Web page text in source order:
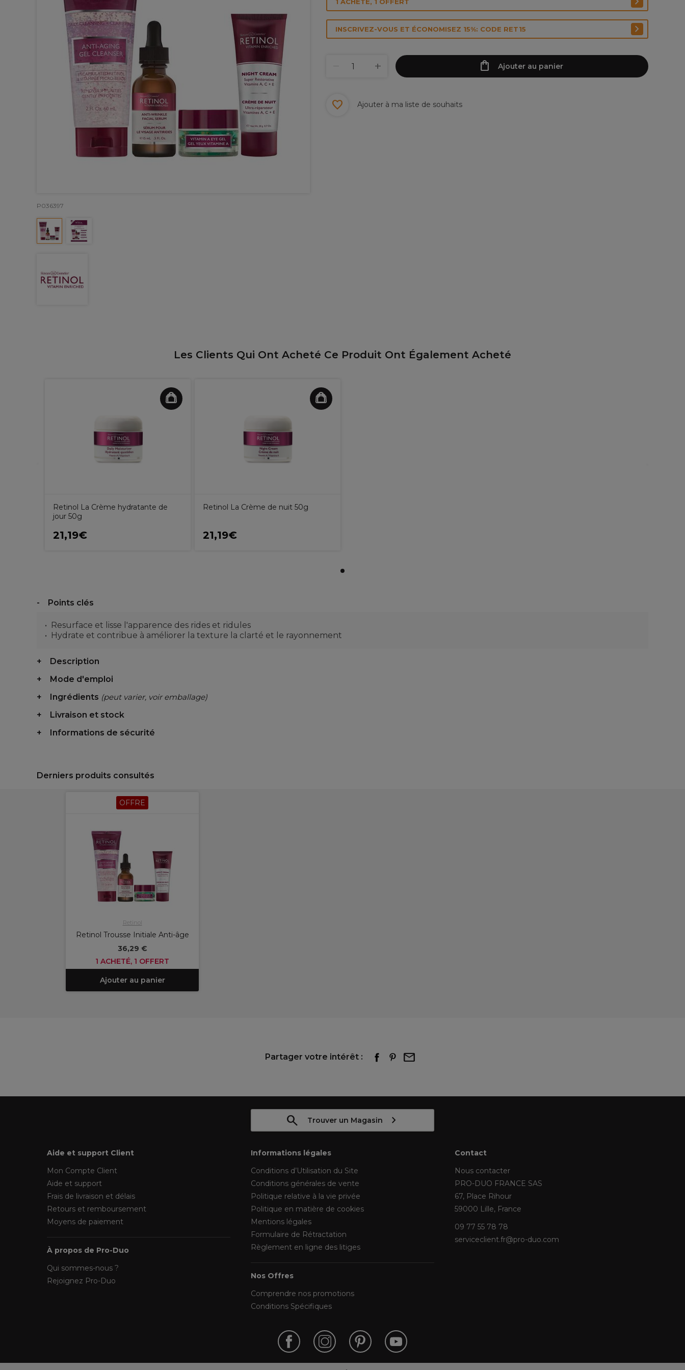
P036397
INSCRIVEZ-VOUS ET ÉCONOMISEZ 15%: CODE RET15
Ajouter au panier
Ajouter à ma liste de souhaits
Les Clients Qui Ont Acheté Ce Produit Ont Également Acheté
Retinol La Crème hydratante de
jour 50g
21,19€
Retinol La Crème de nuit 50g
21,19€
Points clés
Resurface et lisse l'apparence des rides et ridules
Hydrate et contribue à améliorer la texture la clarté et le rayonnement
Description
Mode d'emploi
Ingrédients (peut varier, voir emballage)
Livraison et stock
Informations de sécurité
Derniers produits consultés
OFFRE
Retinol
Retinol Trousse Initiale Anti-âge
36,29 €
1 ACHETÉ, 1 OFFERT
Ajouter au panier
Partager votre intérêt :
Trouver un Magasin
Aide et support Client
Mon Compte Client
Aide et support
Frais de livraison et délais
Retours et remboursement
Moyens de paiement
À propos de Pro-Duo
Qui sommes-nous ?
Rejoignez Pro-Duo
Informations légales
Conditions d’Utilisation du Site
Conditions générales de vente
Politique relative à la vie privée
Politique en matière de cookies
Mentions légales
Formulaire de Rétractation
Règlement en ligne des litiges
Nos Offres
Comprendre nos promotions
Conditions Spécifiques
Contact
Nous contacter
PRO-DUO FRANCE SAS
67, Place Rihour
59000 Lille, France
09 77 55 78 78
serviceclient.fr@pro-duo.com